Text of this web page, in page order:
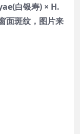
白银寿) × H.
面斑纹，图片来